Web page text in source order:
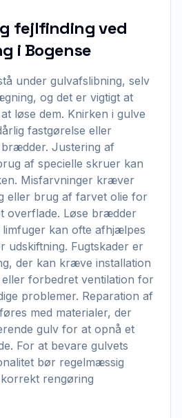
fejlfinding ved
i Bogense
under gulvafslibning, selv
og det er vigtigt at
løse dem. Knirken i gulve
fastgørelse eller
Justering af
af specielle skruer kan
Misfarvninger kræver
eller brug af farvet olie for
overflade. Løse brædder
kan ofte afhjælpes
udskiftning. Fugtskader er
der kan kræve installation
forbedret ventilation for
problemer. Reparation af
med materialer, der
gulv for at opnå et
For at bevare gulvets
bør regelmæssig
rengøring